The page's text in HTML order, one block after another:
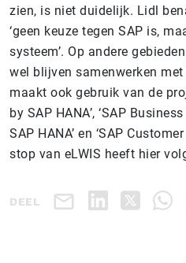
zien, is niet duidelijk. Lidl
‘geen keuze tegen SAP is,
systeem’. Op andere
wel blijven samenwerken
maakt ook gebruik van de
by SAP HANA’, ‘SAP
SAP HANA’ en ‘SAP
stop van eLWIS heeft hier
DEEL